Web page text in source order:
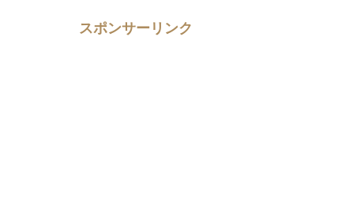
スポンサーリンク